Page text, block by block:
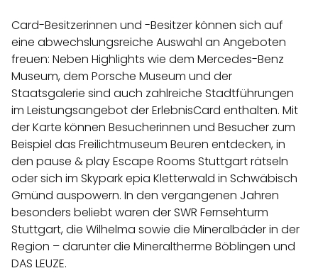
Card-Besitzerinnen und -Besitzer können sich auf
eine abwechslungsreiche Auswahl an Angeboten
freuen: Neben Highlights wie dem Mercedes-Benz
Museum, dem Porsche Museum und der
Staatsgalerie sind auch zahlreiche Stadtführungen
im Leistungsangebot der ErlebnisCard enthalten. Mit
der Karte können Besucherinnen und Besucher zum
Beispiel das Freilichtmuseum Beuren entdecken, in
den pause & play Escape Rooms Stuttgart rätseln
oder sich im Skypark epia Kletterwald in Schwäbisch
Gmünd auspowern. In den vergangenen Jahren
besonders beliebt waren der SWR Fernsehturm
Stuttgart, die Wilhelma sowie die Mineralbäder in der
Region – darunter die Mineraltherme Böblingen und
DAS LEUZE.